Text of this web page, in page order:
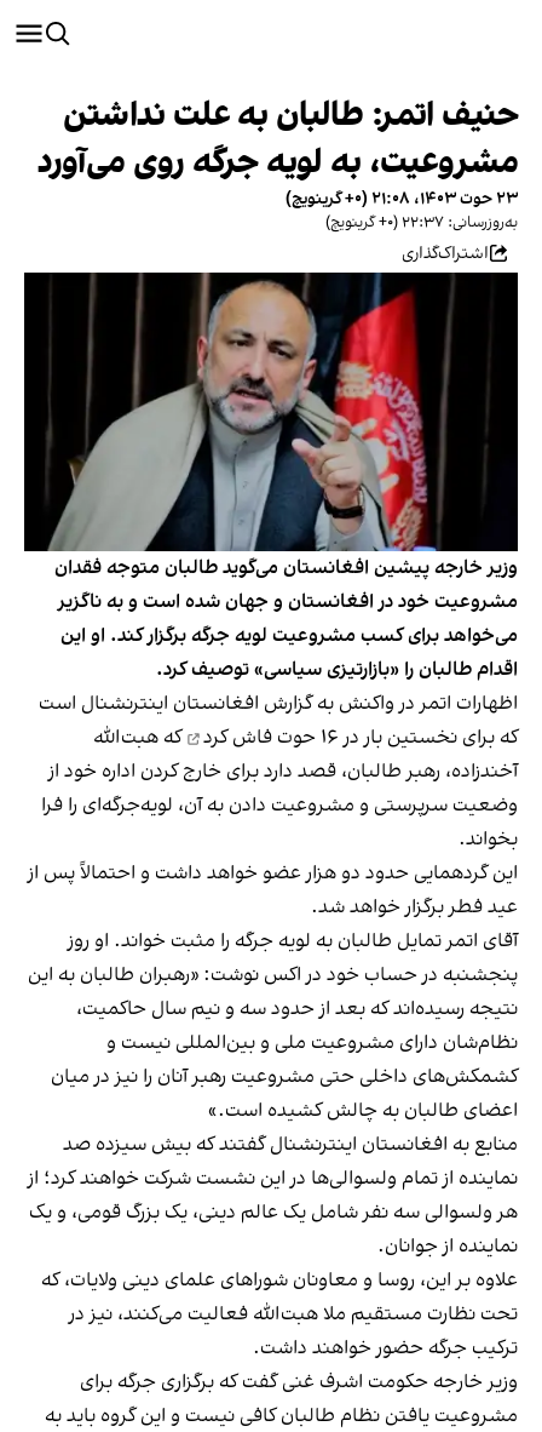
حنیف اتمر: طالبان به علت نداشتن
مشروعیت، به لویه جرگه روی می‌آورد
۲۳ حوت ۱۴۰۳، ۲۱:۰۸ (‎+۰ گرینویچ)
به‌روزرسانی: ۲۲:۳۷ (‎+۰ گرینویچ)
اشتراک‌گذاری
وزیر خارجه پیشین افغانستان می‌گوید طالبان متوجه فقدان
مشروعیت خود در افغانستان و جهان شده است و به ناگزیر
می‌خواهد برای کسب مشروعیت لویه جرگه برگزار کند. او این
اقدام طالبان را «بازارتیزی سیاسی» توصیف کرد.
اظهارات اتمر در واکنش به گزارش افغانستان اینترنشنال است
که برای نخستین بار در ۱۶ حوت
فاش کرد
که هبت‌الله
آخندزاده، رهبر طالبان، قصد دارد برای خارج کردن اداره خود از
وضعیت سرپرستی و مشروعیت‌ دادن به آن، لویه‌جرگه‌ای را فرا
بخواند.
این گردهمایی حدود دو هزار عضو خواهد داشت و احتمالاً پس از
عید فطر برگزار خواهد شد.
آقای اتمر تمایل طالبان به لویه جرگه را مثبت خواند. او روز
پنجشنبه در حساب خود در اکس نوشت: «رهبران طالبان به این
نتیجه رسیده‌اند که بعد از حدود سه و نیم سال حاکمیت،
نظام‌شان دارای مشروعیت ملی و بین‌المللی نیست و
کشمکش‌های داخلی حتی مشروعیت رهبر آنان را نیز در میان
اعضای طالبان به چالش کشیده است.»
منابع به افغانستان اینترنشنال گفتند که بیش سیزده صد
نماینده از تمام ولسوالی‌ها در این نشست شرکت خواهند کرد؛ از
هر ولسوالی سه نفر شامل یک عالم دینی، یک بزرگ قومی، و یک
نماینده از جوانان.
علاوه بر این، روسا و معاونان شوراهای علمای دینی ولایات، که
تحت نظارت مستقیم ملا هبت‌الله فعالیت می‌کنند، نیز در
ترکیب جرگه حضور خواهند داشت.
وزیر خارجه حکومت اشرف غنی گفت که برگزاری جرگه برای
مشروعیت یافتن نظام طالبان کافی نیست و این گروه باید به